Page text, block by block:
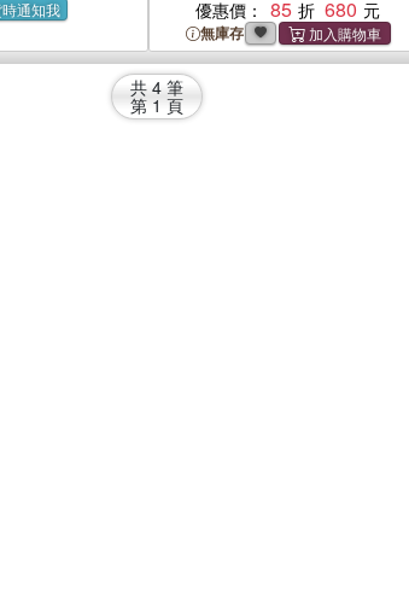
通知我 優惠價： 85 680
無庫存
共 4 筆
第 1 頁